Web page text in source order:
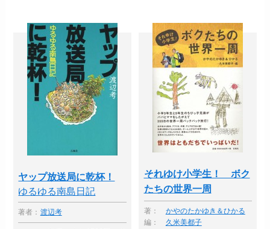
ヤップ放送局に乾杯！
ゆるゆる南島日記
著者： 渡辺考
それゆけ小学生！ ボク
たちの世界一周
著：
かやのたかゆき＆ひかる
編：
久米美都子